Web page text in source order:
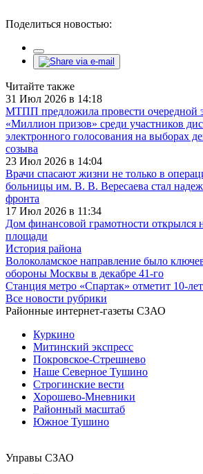
Поделиться новостью:
Читайте также
31 Июл 2026 в 14:18
МТПП предложила провести очередной
«Миллион призов» среди участников
электронного голосования на выборах
созыва
23 Июл 2026 в 14:04
Врачи спасают жизни не только в
больницы им. В. В. Вересаева стал
фронта
17 Июл 2026 в 11:34
Дом финансовой грамотности открылся
площади
История района
Волоколамское направление было
обороны Москвы в декабре 41-го
Станция метро «Спартак» отметит 10-
Все новости рубрики
Районные интернет-газеты СЗАО
Куркино
Митинский экспресс
Покровское-Стрешнево
Наше Северное Тушино
Строгинские вести
Хорошево-Мневники
Районный масштаб
Южное Тушино
Управы СЗАО